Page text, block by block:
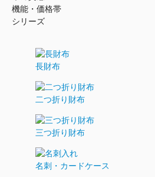
機能・価格帯
シリーズ
長財布
二つ折り財布
三つ折り財布
名刺・カードケース